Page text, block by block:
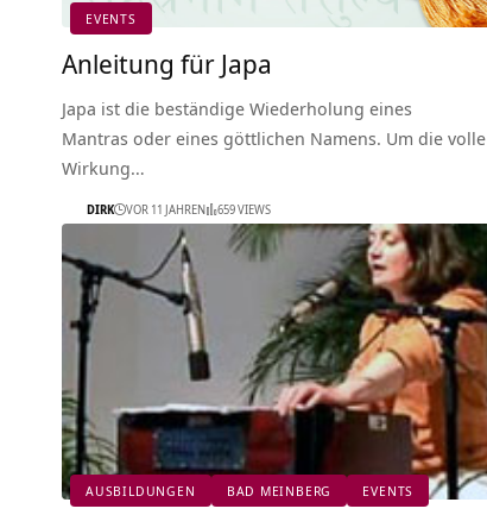
EVENTS
Anleitung für Japa
Japa ist die beständige Wiederholung eines
Mantras oder eines göttlichen Namens. Um die volle
Wirkung…
DIRK VOR 11 JAHREN 659 VIEWS
AUSBILDUNGEN BAD MEINBERG EVENTS